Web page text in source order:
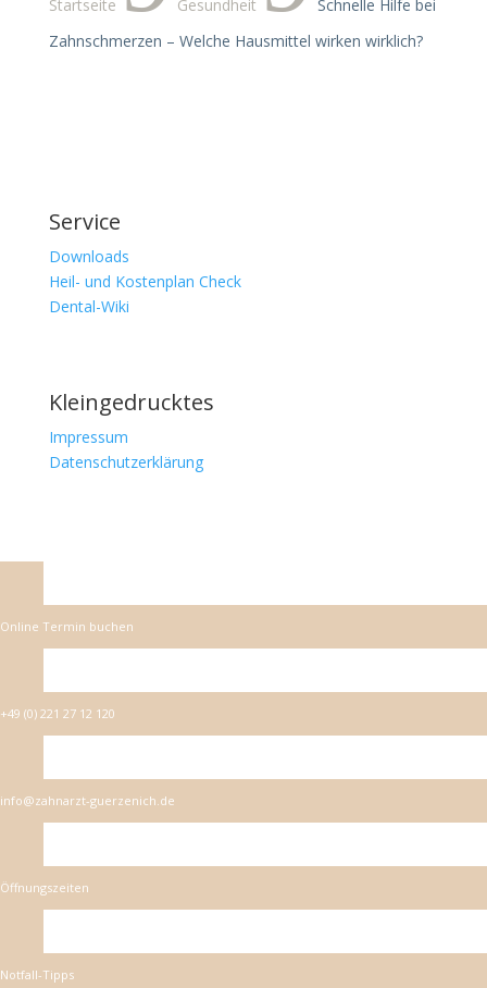
Startseite Gesundheit
Schnelle Hilfe bei
Zahnschmerzen – Welche Hausmittel wirken wirklich?
Service
Downloads
Heil- und Kostenplan Check
Dental-Wiki
Kleingedrucktes
Impressum
Datenschutzerklärung
Online Termin buchen
+49 (0) 221 27 12 120
info@zahnarzt-guerzenich.de
Öffnungszeiten
Notfall-Tipps